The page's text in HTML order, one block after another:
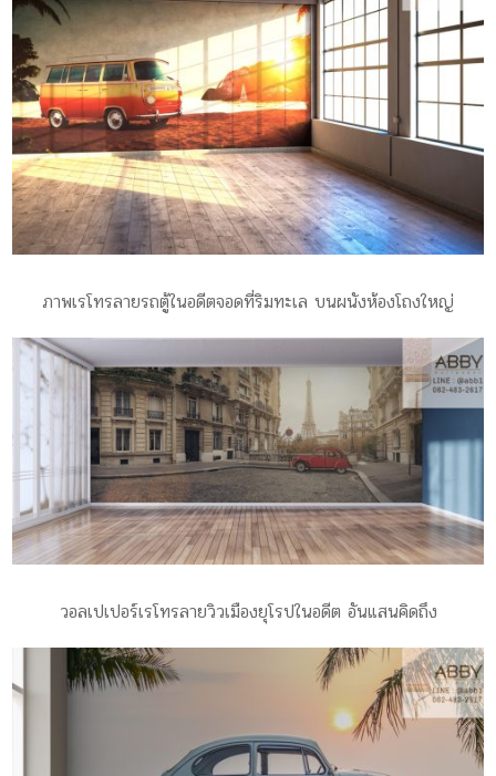
ภาพเรโทรลายรถตู้ในอดีตจอดที่ริมทะเล บนผนังห้องโถงใหญ่
วอลเปเปอร์เรโทรลายวิวเมืองยุโรปในอดีต อันแสนคิดถึง